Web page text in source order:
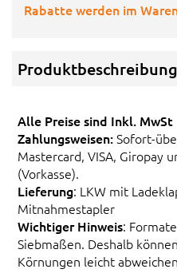
Rabatte werden im
Produktbeschreibung
Alle Preise sind Inkl. MwSt
Zahlungsweisen:Sofort-
Mastercard, VISA, Giropay
(Vorkasse).
Lieferung: LKW mit
Mitnahmestapler
Wichtiger Hinweis:
Siebmaßen. Deshalb
Körnungen leicht